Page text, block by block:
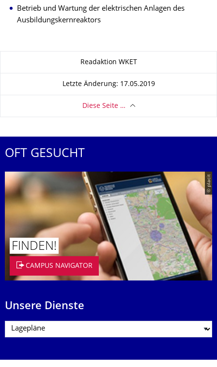
Betrieb und Wartung der elektrischen Anlagen des
Ausbildungskernreaktors
Readaktion WKET
Letzte Änderung: 17.05.2019
Diese Seite …
OFT GESUCHT
© placit
FINDEN!
CAMPUS NAVIGATOR
Unsere Dienste